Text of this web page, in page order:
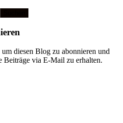
diesen Blog zu abonnieren und
Beiträge via E-Mail zu erhalten.